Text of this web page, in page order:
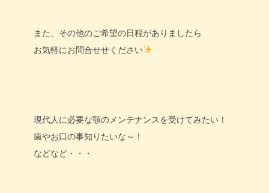
また、その他のご希望の日程がありましたら
お気軽にお問合せせください
現代人に必要な顎のメンテナンスを受けてみたい！
歯やお口の事知りたいな～！
などなど・・・